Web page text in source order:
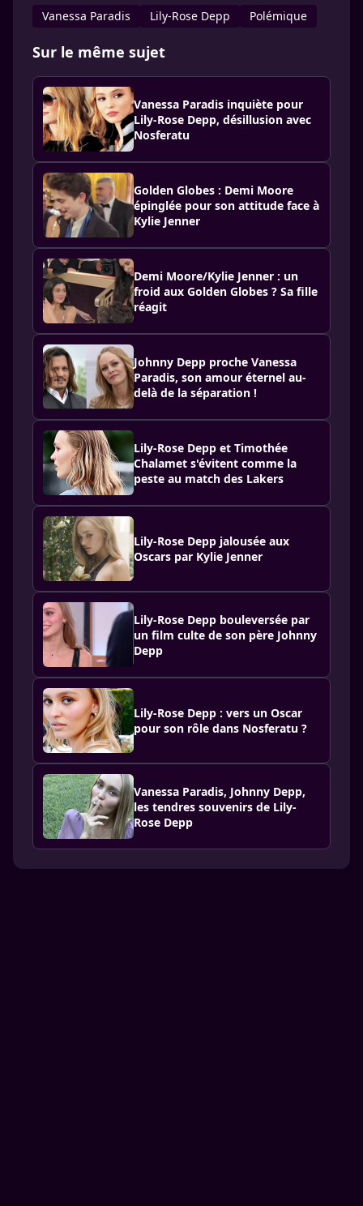
Vanessa Paradis
Lily-Rose Depp Polémique
Sur le même sujet
Vanessa Paradis inquiète pour
Lily-Rose Depp, désillusion avec
Nosferatu
Golden Globes : Demi Moore
épinglée pour son attitude face à
Kylie Jenner
Demi Moore/Kylie Jenner : un
froid aux Golden Globes ? Sa fille
réagit
Johnny Depp proche Vanessa
Paradis, son amour éternel au-
delà de la séparation !
Lily-Rose Depp et Timothée
Chalamet s'évitent comme la
peste au match des Lakers
Lily-Rose Depp jalousée aux
Oscars par Kylie Jenner
Lily-Rose Depp bouleversée par
un film culte de son père Johnny
Depp
Lily-Rose Depp : vers un Oscar
pour son rôle dans Nosferatu ?
Vanessa Paradis, Johnny Depp,
les tendres souvenirs de Lily-
Rose Depp